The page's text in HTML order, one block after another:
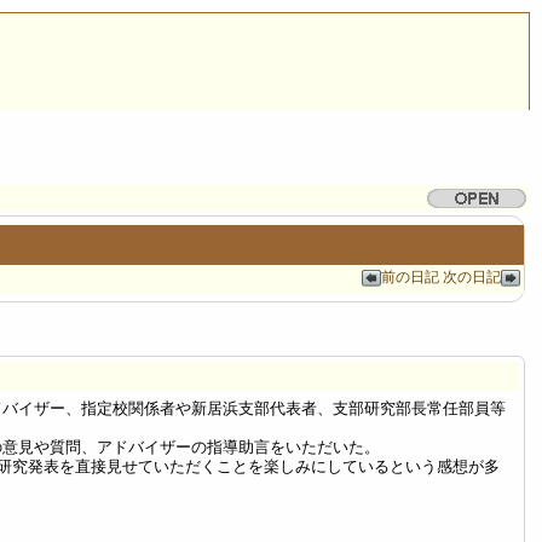
前の日記 次の日記
イザー、指定校関係者や新居浜支部代表者、支部研究部長常任部員等
や質問、アドバイザーの指導助言をいただいた。
発表を直接見せていただくことを楽しみにしているという感想が多